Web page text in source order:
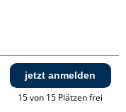
jetzt anmelden
15 von 15 Plätzen frei